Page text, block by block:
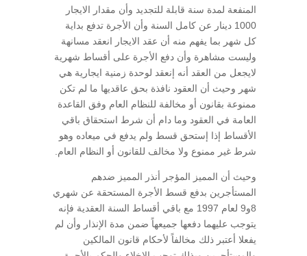
المنفعة لمدة سنة قابلة للتجديد وأن مقدار الايجار
1000 دينار عن كامل السنة وأن الأجرة تدفع بداية
كل شهر بما يفهم منه أن عقد الايجار انعقد مسانهة
وليست مشاهرة وأن دفع الأجرة على أقساط شهرية
لايجعل من العقد أنه إنعقد لوحدة زمنية ايجارية هي
شهر وحيث أن العقود نافذة بحق عاقديها ما لم تكن
ممنوعة بقانون أو مخالفة للنظام العام وفق القاعدة
العامة في العقود وما دام أن شرط استحقاق باقي
الأقساط إذا إستحق قسط ولم يدفع في ميعاده وهو
شرط غير ممنوع ولا مخالف للقانون أو النظام العام.
وحيث أن المميز المؤجر أنذر المميز ضدهم
المستأجرين بدفع قسط الأجرة المستحقة عن شهري
8و9 لعام 1997 مع باقي أقساط السنة العقدية فإنه
يتوجب عليهما دفعها جميعهاً ضمن مدة الإنذار وأن لم
يفعلا أعتبر ذلك مخالفاً لأحكام قانون المالكين